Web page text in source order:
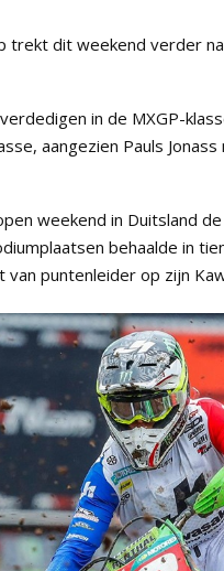
trekt dit weekend verder
in de MXGP-
aangezien Pauls
weekend in Duitsland
behaalde in
puntenleider op zijn